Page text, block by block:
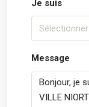
Je suis
Sélectionner
Message